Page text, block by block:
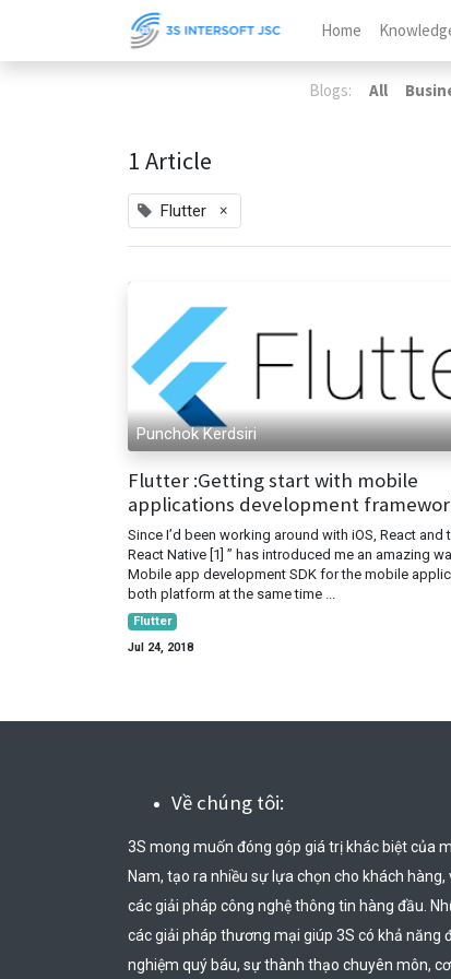
Home
Blogs: All
1 Article
Flutter ×
Punchok Kerdsiri
Flutter :Getting start with mobile
applications development
Since I’d been working around with iOS, React and
React Native [1] ” has introduced me an amazing
Mobile app development SDK for the mobile
both platform at the same time ...
Flutter
Jul 24, 2018
Về chúng tôi:
3S mong muốn đóng góp giá trị khác biệt của
Nam, tạo ra nhiều sự lựa chọn cho khách
các giải pháp công nghệ thông tin hàng đầu.
các giải pháp thương mại giúp 3S có khả năng
nghiệm quý báu, sự thành thạo chuyên môn,